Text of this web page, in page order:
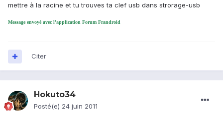
mettre à la racine et tu trouves ta clef usb dans strorage-usb
Message envoyé avec l'application Forum Frandroid
Citer
Hokuto34
Posté(e) 24 juin 2011